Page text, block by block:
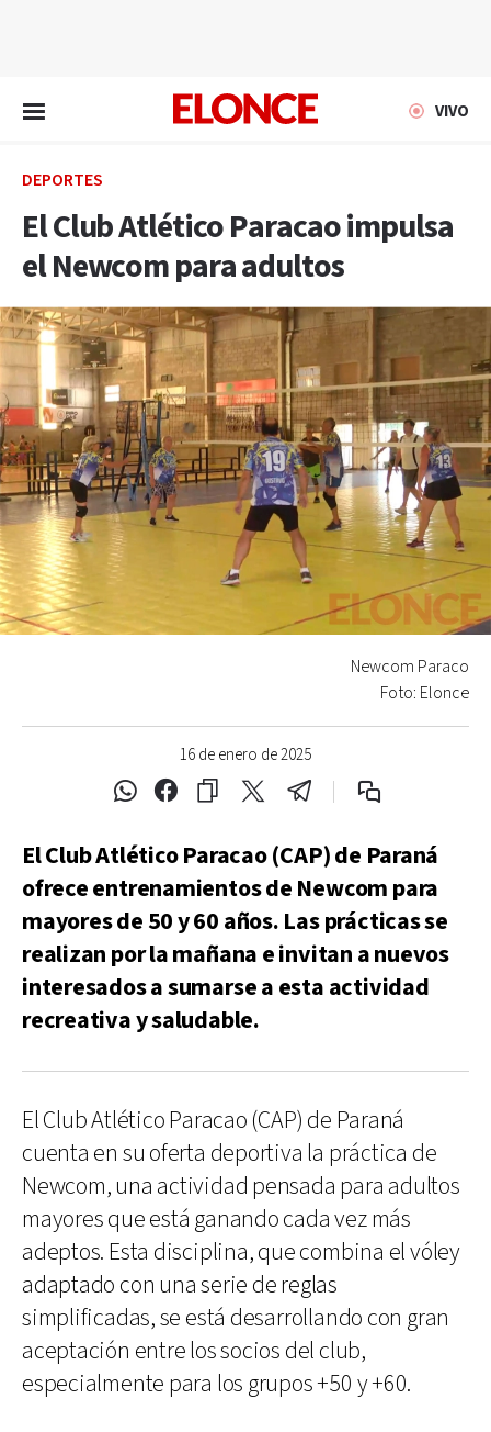
VIVO
DEPORTES
El Club Atlético Paracao impulsa
el Newcom para adultos
16 de enero de 2025
Newcom Paraco
Foto: Elonce
El Club Atlético Paracao (CAP) de Paraná
ofrece entrenamientos de Newcom para
mayores de 50 y 60 años. Las prácticas se
realizan por la mañana e invitan a nuevos
interesados a sumarse a esta actividad
recreativa y saludable.
El Club Atlético Paracao (CAP) de Paraná
cuenta en su oferta deportiva la práctica de
Newcom, una actividad pensada para adultos
mayores que está ganando cada vez más
adeptos. Esta disciplina, que combina el vóley
adaptado con una serie de reglas
simplificadas, se está desarrollando con gran
aceptación entre los socios del club,
especialmente para los grupos +50 y +60.